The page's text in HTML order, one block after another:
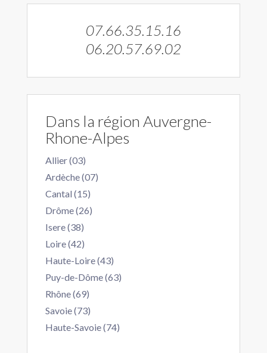
07.66.35.15.16
06.20.57.69.02
Dans la région Auvergne-
Rhone-Alpes
Allier (03)
Ardèche (07)
Cantal (15)
Drôme (26)
Isere (38)
Loire (42)
Haute-Loire (43)
Puy-de-Dôme (63)
Rhône (69)
Savoie (73)
Haute-Savoie (74)